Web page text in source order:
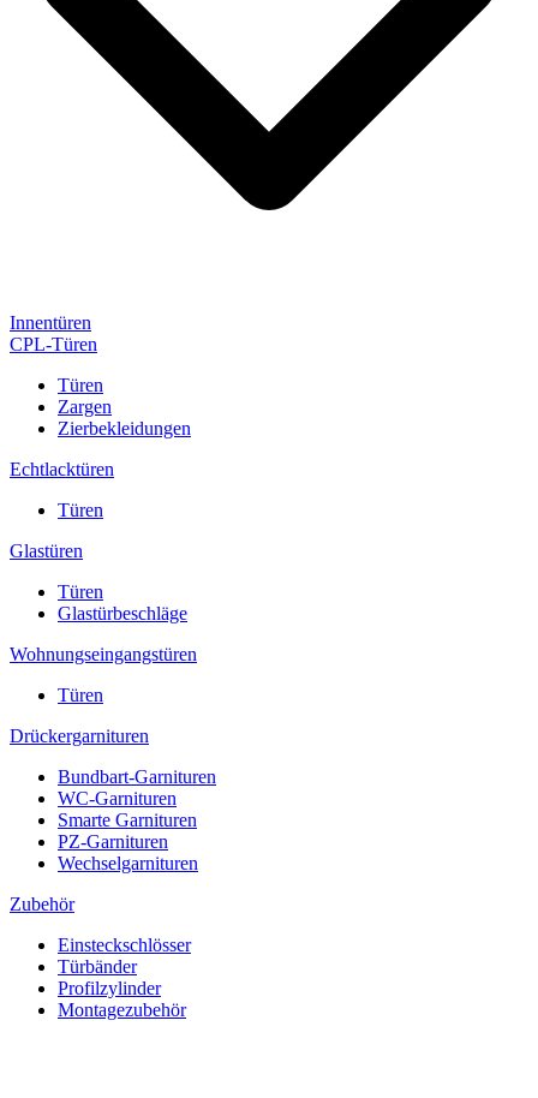
Innentüren
CPL-Türen
Türen
Zargen
Zierbekleidungen
Echtlacktüren
Türen
Glastüren
Türen
Glastürbeschläge
Wohnungseingangstüren
Türen
Drückergarnituren
Bundbart-Garnituren
WC-Garnituren
Smarte Garnituren
PZ-Garnituren
Wechselgarnituren
Zubehör
Einsteckschlösser
Türbänder
Profilzylinder
Montagezubehör